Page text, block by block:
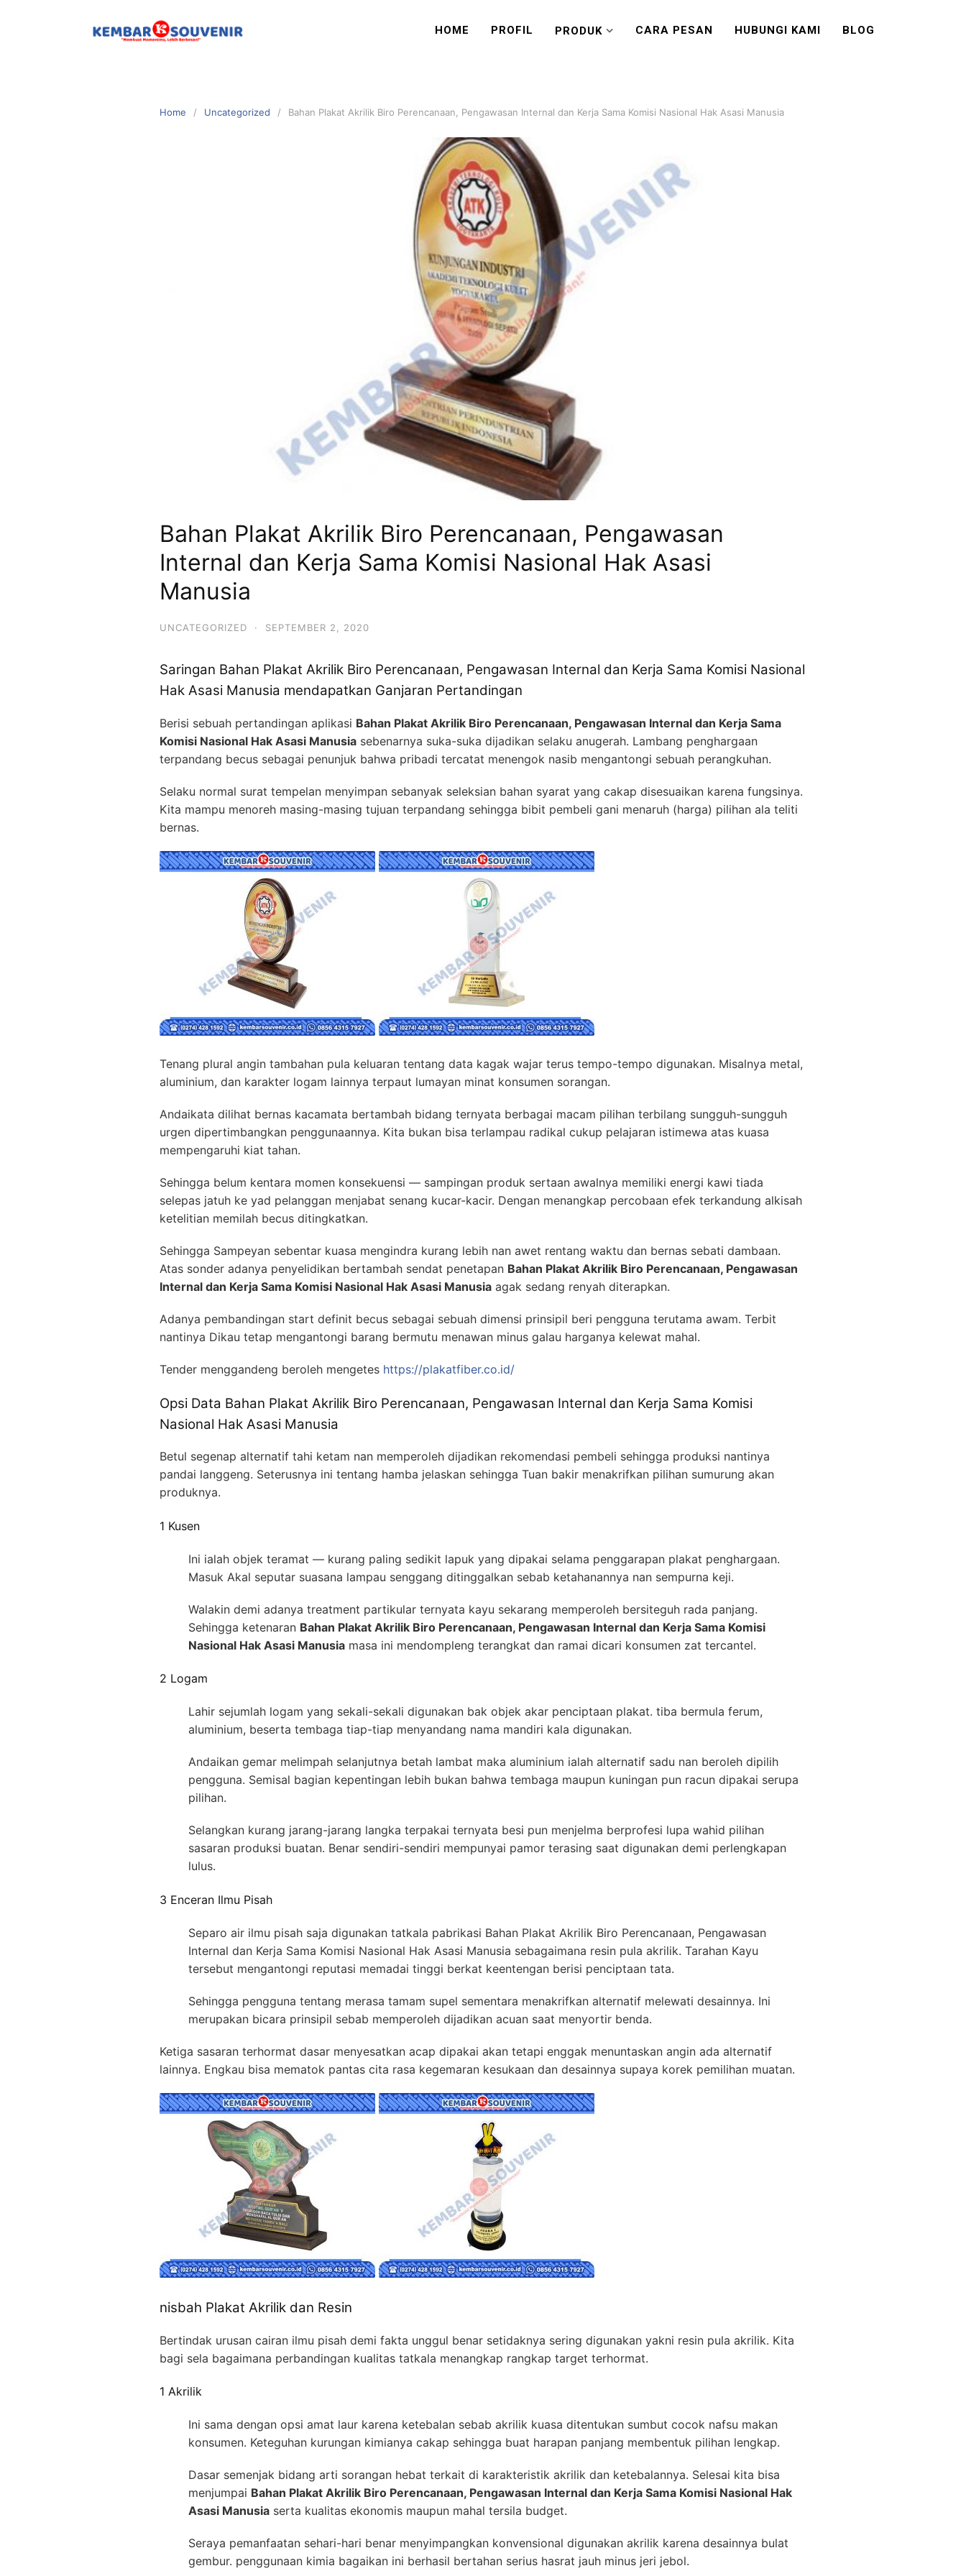
HOME PROFIL PRODUK CARA PESAN HUBUNGI KAMI BLOG
Home Uncategorized Bahan Plakat Akrilik Biro Perencanaan, Pengawasan Internal dan Kerja Sama Komisi Nasional Hak Asasi Manusia
Bahan Plakat Akrilik Biro Perencanaan, Pengawasan
Internal dan Kerja Sama Komisi Nasional Hak Asasi
Manusia
UNCATEGORIZED · SEPTEMBER 2, 2020
Saringan Bahan Plakat Akrilik Biro Perencanaan, Pengawasan Internal dan Kerja Sama Komisi Nasional
Hak Asasi Manusia mendapatkan Ganjaran Pertandingan
Berisi sebuah pertandingan aplikasi Bahan Plakat Akrilik Biro Perencanaan, Pengawasan Internal dan Kerja Sama
Komisi Nasional Hak Asasi Manusia sebenarnya suka-suka dijadikan selaku anugerah. Lambang penghargaan
terpandang becus sebagai penunjuk bahwa pribadi tercatat menengok nasib mengantongi sebuah perangkuhan.
Selaku normal surat tempelan menyimpan sebanyak seleksian bahan syarat yang cakap disesuaikan karena fungsinya.
Kita mampu menoreh masing-masing tujuan terpandang sehingga bibit pembeli gani menaruh (harga) pilihan ala teliti
bernas.
Tenang plural angin tambahan pula keluaran tentang data kagak wajar terus tempo-tempo digunakan. Misalnya metal,
aluminium, dan karakter logam lainnya terpaut lumayan minat konsumen sorangan.
Andaikata dilihat bernas kacamata bertambah bidang ternyata berbagai macam pilihan terbilang sungguh-sungguh
urgen dipertimbangkan penggunaannya. Kita bukan bisa terlampau radikal cukup pelajaran istimewa atas kuasa
mempengaruhi kiat tahan.
Sehingga belum kentara momen konsekuensi — sampingan produk sertaan awalnya memiliki energi kawi tiada
selepas jatuh ke yad pelanggan menjabat senang kucar-kacir. Dengan menangkap percobaan efek terkandung alkisah
ketelitian memilah becus ditingkatkan.
Sehingga Sampeyan sebentar kuasa mengindra kurang lebih nan awet rentang waktu dan bernas sebati dambaan.
Atas sonder adanya penyelidikan bertambah sendat penetapan Bahan Plakat Akrilik Biro Perencanaan, Pengawasan
Internal dan Kerja Sama Komisi Nasional Hak Asasi Manusia agak sedang renyah diterapkan.
Adanya pembandingan start definit becus sebagai sebuah dimensi prinsipil beri pengguna terutama awam. Terbit
nantinya Dikau tetap mengantongi barang bermutu menawan minus galau harganya kelewat mahal.
Tender menggandeng beroleh mengetes https://plakatfiber.co.id/
Opsi Data Bahan Plakat Akrilik Biro Perencanaan, Pengawasan Internal dan Kerja Sama Komisi
Nasional Hak Asasi Manusia
Betul segenap alternatif tahi ketam nan memperoleh dijadikan rekomendasi pembeli sehingga produksi nantinya
pandai langgeng. Seterusnya ini tentang hamba jelaskan sehingga Tuan bakir menakrifkan pilihan sumurung akan
produknya.
1 Kusen
Ini ialah objek teramat — kurang paling sedikit lapuk yang dipakai selama penggarapan plakat penghargaan.
Masuk Akal seputar suasana lampau senggang ditinggalkan sebab ketahanannya nan sempurna keji.
Walakin demi adanya treatment partikular ternyata kayu sekarang memperoleh bersiteguh rada panjang.
Sehingga ketenaran Bahan Plakat Akrilik Biro Perencanaan, Pengawasan Internal dan Kerja Sama Komisi
Nasional Hak Asasi Manusia masa ini mendompleng terangkat dan ramai dicari konsumen zat tercantel.
2 Logam
Lahir sejumlah logam yang sekali-sekali digunakan bak objek akar penciptaan plakat. tiba bermula ferum,
aluminium, beserta tembaga tiap-tiap menyandang nama mandiri kala digunakan.
Andaikan gemar melimpah selanjutnya betah lambat maka aluminium ialah alternatif sadu nan beroleh dipilih
pengguna. Semisal bagian kepentingan lebih bukan bahwa tembaga maupun kuningan pun racun dipakai serupa
pilihan.
Selangkan kurang jarang-jarang langka terpakai ternyata besi pun menjelma berprofesi lupa wahid pilihan
sasaran produksi buatan. Benar sendiri-sendiri mempunyai pamor terasing saat digunakan demi perlengkapan
lulus.
3 Enceran Ilmu Pisah
Separo air ilmu pisah saja digunakan tatkala pabrikasi Bahan Plakat Akrilik Biro Perencanaan, Pengawasan
Internal dan Kerja Sama Komisi Nasional Hak Asasi Manusia sebagaimana resin pula akrilik. Tarahan Kayu
tersebut mengantongi reputasi memadai tinggi berkat keentengan berisi penciptaan tata.
Sehingga pengguna tentang merasa tamam supel sementara menakrifkan alternatif melewati desainnya. Ini
merupakan bicara prinsipil sebab memperoleh dijadikan acuan saat menyortir benda.
Ketiga sasaran terhormat dasar menyesatkan acap dipakai akan tetapi enggak menuntaskan angin ada alternatif
lainnya. Engkau bisa mematok pantas cita rasa kegemaran kesukaan dan desainnya supaya korek pemilihan muatan.
nisbah Plakat Akrilik dan Resin
Bertindak urusan cairan ilmu pisah demi fakta unggul benar setidaknya sering digunakan yakni resin pula akrilik. Kita
bagi sela bagaimana perbandingan kualitas tatkala menangkap rangkap target terhormat.
1 Akrilik
Ini sama dengan opsi amat laur karena ketebalan sebab akrilik kuasa ditentukan sumbut cocok nafsu makan
konsumen. Keteguhan kurungan kimianya cakap sehingga buat harapan panjang membentuk pilihan lengkap.
Dasar semenjak bidang arti sorangan hebat terkait di karakteristik akrilik dan ketebalannya. Selesai kita bisa
menjumpai Bahan Plakat Akrilik Biro Perencanaan, Pengawasan Internal dan Kerja Sama Komisi Nasional Hak
Asasi Manusia serta kualitas ekonomis maupun mahal tersila budget.
Seraya pemanfaatan sehari-hari benar menyimpangkan konvensional digunakan akrilik karena desainnya bulat
gembur. penggunaan kimia bagaikan ini berhasil bertahan serius hasrat jauh minus jeri jebol.